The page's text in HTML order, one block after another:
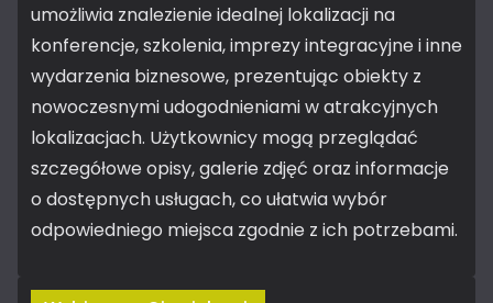
umożliwia znalezienie idealnej lokalizacji na
konferencje, szkolenia, imprezy integracyjne i inne
wydarzenia biznesowe, prezentując obiekty z
nowoczesnymi udogodnieniami w atrakcyjnych
lokalizacjach. Użytkownicy mogą przeglądać
szczegółowe opisy, galerie zdjęć oraz informacje
o dostępnych usługach, co ułatwia wybór
odpowiedniego miejsca zgodnie z ich potrzebami.